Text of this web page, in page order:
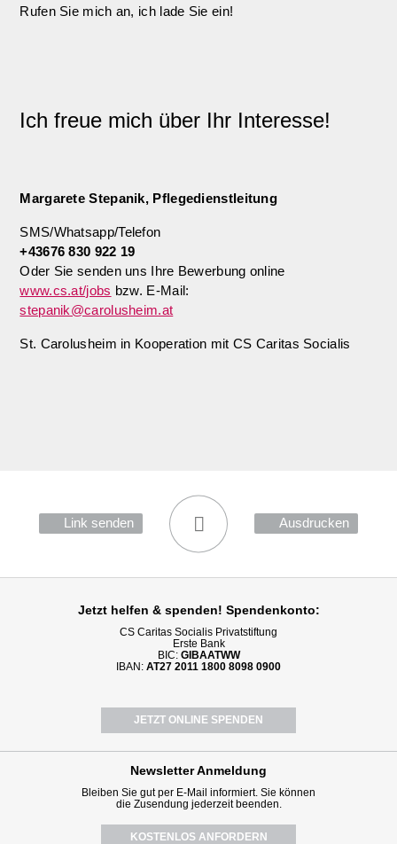
Rufen Sie mich an, ich lade Sie ein!
Ich freue mich über Ihr Interesse!
Margarete Stepanik, Pflegedienstleitung
SMS/Whatsapp/Telefon
+43676 830 922 19
Oder Sie senden uns Ihre Bewerbung online
www.cs.at/jobs bzw. E-Mail:
stepanik@carolusheim.at
St. Carolusheim in Kooperation mit CS Caritas Socialis
Link senden Ausdrucken
Jetzt helfen & spenden! Spendenkonto:
CS Caritas Socialis Privatstiftung
Erste Bank
BIC: GIBAATWW
IBAN: AT27 2011 1800 8098 0900
JETZT ONLINE SPENDEN
NewsletterAnmeldung
Bleiben Sie gut per E-Mail informiert. Sie können
die Zusendung jederzeit beenden.
KOSTENLOS ANFORDERN